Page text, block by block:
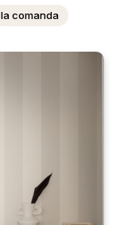
la comanda